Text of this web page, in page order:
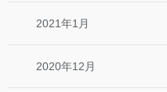
2021年1月
2020年12月